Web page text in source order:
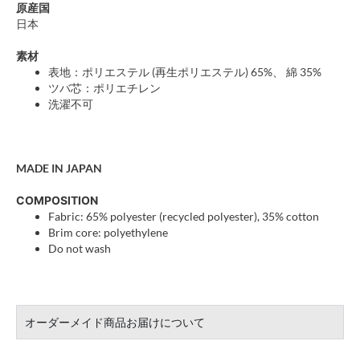
原産国
日本
素材
表地：ポリエステル (再生ポリエステル) 65%、 綿 35%
ツバ芯：ポリエチレン
洗濯不可
MADE IN JAPAN
COMPOSITION
Fabric: 65% polyester (recycled polyester), 35% cotton
Brim core: polyethylene
Do not wash
オーダーメイド商品お届けについて